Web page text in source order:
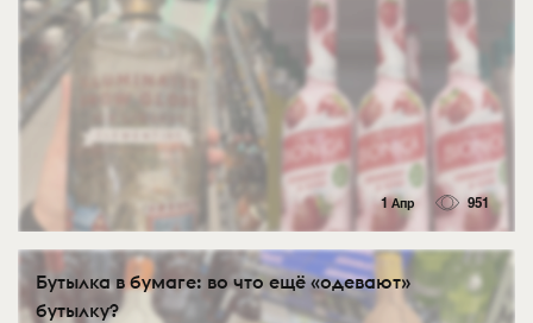
1 Апр 951
Бутылка в бумаге: во что ещё «одевают»
бутылку?